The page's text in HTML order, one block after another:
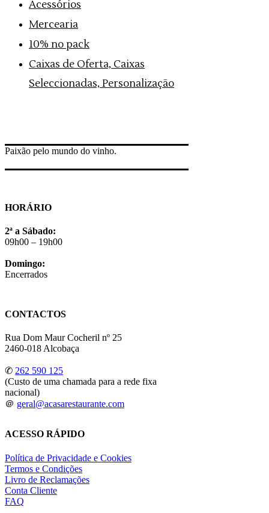
Acessórios
Mercearia
10% no pack
Caixas de Oferta, Caixas
Seleccionadas, Personalização
Paixão pelo mundo do vinho.
HORÁRIO
2ª a Sábado:
09h00 – 19h00
Domingo:
Encerrados
CONTACTOS
Rua Dom Maur Cocheril nº 25
2460-018 Alcobaça
✆ 262 590 125
(Custo de uma chamada para a rede fixa
nacional)
＠ geral@acasarestaurante.com
ACESSO RÁPIDO
Política de Privacidade e Cookies
Termos e Condições
Livro de Reclamações
Conta Cliente
FAQ